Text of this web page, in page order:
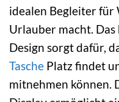
idealen Begleiter für
Urlauber macht.
Design sorgt dafür,
Tasche Platz findet
mitnehmen können.